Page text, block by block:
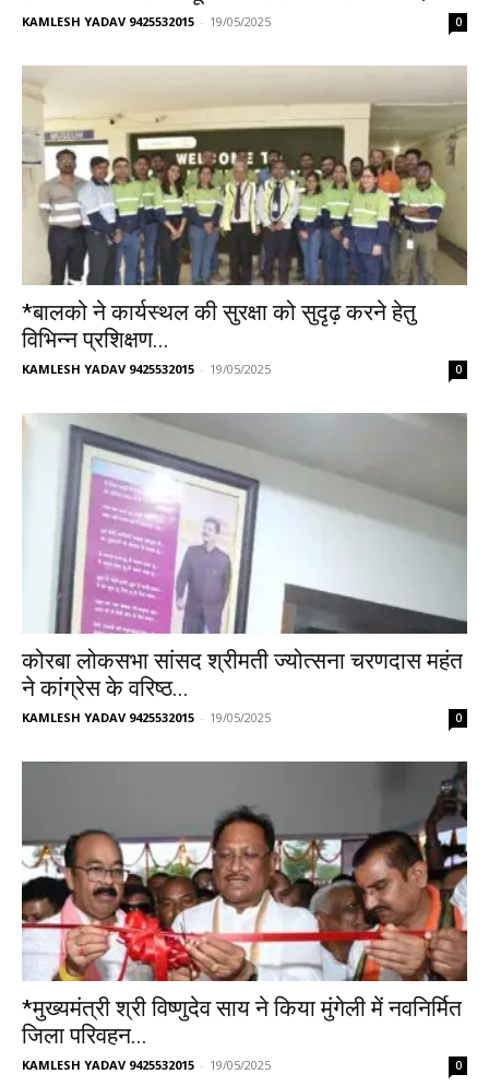
KAMLESH YADAV 9425532015 - 19/05/2025 0
*बालको ने कार्यस्थल की सुरक्षा को सुदृढ़ करने हेतु
विभिन्न प्रशिक्षण...
KAMLESH YADAV 9425532015 - 19/05/2025 0
कोरबा लोकसभा सांसद श्रीमती ज्योत्सना चरणदास महंत
ने कांग्रेस के वरिष्ठ...
KAMLESH YADAV 9425532015 - 19/05/2025 0
*मुख्यमंत्री श्री विष्णुदेव साय ने किया मुंगेली में नवनिर्मित
जिला परिवहन...
KAMLESH YADAV 9425532015 - 19/05/2025 0